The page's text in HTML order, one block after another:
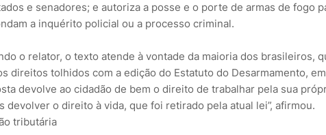
e senadores; e autoriza a posse e o porte de armas de fogo
a inquérito policial ou a processo criminal.
o relator, o texto atende à vontade da maioria dos brasileiros,
direitos tolhidos com a edição do Estatuto do Desarmamento,
devolve ao cidadão de bem o direito de trabalhar pela sua
devolver o direito à vida, que foi retirado pela atual lei”, afirmou.
tributária